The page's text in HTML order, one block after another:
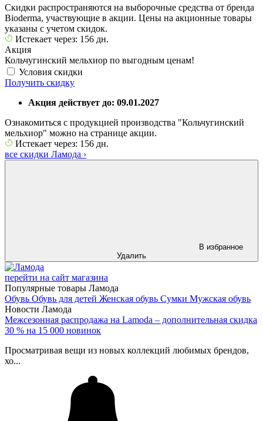
Скидки распространяются на выборочные средства от бренда
Bioderma, участвующие в акции. Цены на акционные товары
указаны с учетом скидок.
Истекает через: 156 дн.
Акция
Кольчугинский мельхиор по выгодным ценам!
Условия скидки
Получить скидку
Акция действует до: 09.01.2027
Ознакомиться с продукцией производства "Кольчугинский
мельхиор" можно на странице акции.
Истекает через: 156 дн.
все скидки Ламода ›
В избранное
Удалить
перейти на сайт магазина
Популярные товары Ламода
Обувь Обувь для детей Женская обувь Сумки Мужская обувь
Новости Ламода
Межсезонная распродажа на Lamoda – дополнительная скидка
30 % на 15 000 новинок
Просматривая вещи из новых коллекций любимых брендов,
хо...